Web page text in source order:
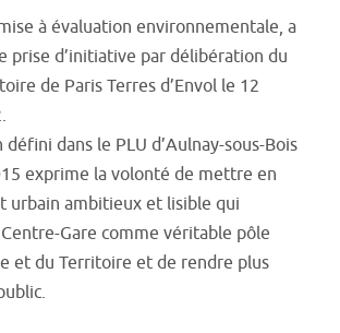
à évaluation environnementale, a
prise d’initiative par délibération du
de Paris Terres d’Envol le 12
dans le PLU d’Aulnay-sous-Bois
exprime la volonté de mettre en
ambitieux et lisible qui
Gare comme véritable pôle
et du Territoire et de rendre plus